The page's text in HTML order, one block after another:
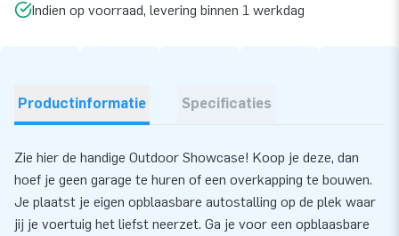
Indien op voorraad, levering binnen 1 werkdag
Productinformatie Specificaties
Zie hier de handige Outdoor Showcase! Koop je deze, dan
hoef je geen garage te huren of een overkapping te bouwen.
Je plaatst je eigen opblaasbare autostalling op de plek waar
jij je voertuig het liefst neerzet. Ga je voor een opblaasbare